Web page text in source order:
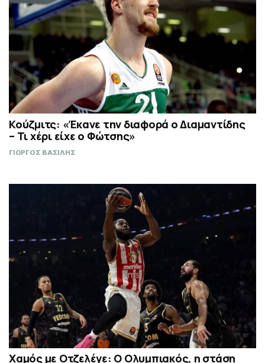
Κούζμιτς: «Έκανε την διαφορά ο Διαμαντίδης
– Τι χέρι είχε ο Φώτσης»
ΓΙΩΡΓΟΣ ΒΑΣΙΛΗΣ
Χαμός με Οτζελέγε: Ο Ολυμπιακός, η στάση